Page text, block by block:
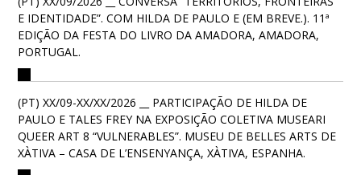
E IDENTIDADE”. COM HILDA DE PAULO E (EM BREVE.). 11ª
EDIÇÃO DA FESTA DO LIVRO DA AMADORA, AMADORA,
PORTUGAL.
(PT) XX/09-XX/XX/2026 __ PARTICIPAÇÃO DE HILDA DE
PAULO E TALES FREY NA EXPOSIÇÃO COLETIVA MUSEARI
QUEER ART 8 “VULNERABLES”. MUSEU DE BELLES ARTS DE
XÀTIVA – CASA DE L’ENSENYANÇA, XÀTIVA, ESPANHA.